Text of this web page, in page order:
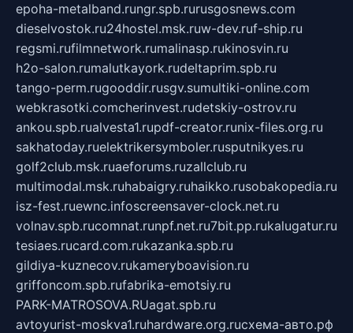
epoha-metalband.rungr.spb.rurusgosnews.com
dieselvostok.ru24hostel.msk.ruw-dev.ruf-ship.ru
regsmi.rufilmnetwork.rumalinasp.rukinosvin.ru
h2o-salon.rumalutkayork.rudeltaprim.spb.ru
tango-perm.rugooddir.rusgv.sumultiki-online.com
webkrasotki.comcherinvest.rudetskiy-ostrov.ru
ankou.spb.rualvesta1.rupdf-creator.runix-files.org.ru
sakhatoday.ruelektrikersymboler.rusputnikyes.ru
golf2club.msk.ruaeforums.ruzallclub.ru
multimodal.msk.ruhabaigry.ruhaikko.rusobakopedia.ru
isz-fest.ruewnc.infoscreensaver-clock.net.ru
volnav.spb.rucomnat.runpf.net.ru7bit.pp.rukalugatur.ru
tesiaes.rucard.com.rukazanka.spb.ru
gildiya-kuznecov.rukameryboavision.ru
griffoncom.spb.rufabrika-emotsiy.ru
PARK-MATROSOVA.RUagat.spb.ru
avtoyurist-moskva1.ruhardware.org.ruсхема-авто.рф